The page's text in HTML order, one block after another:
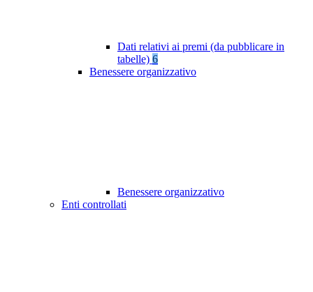
Dati relativi ai premi (da pubblicare in
tabelle) 6
Benessere organizzativo
Benessere organizzativo
Enti controllati